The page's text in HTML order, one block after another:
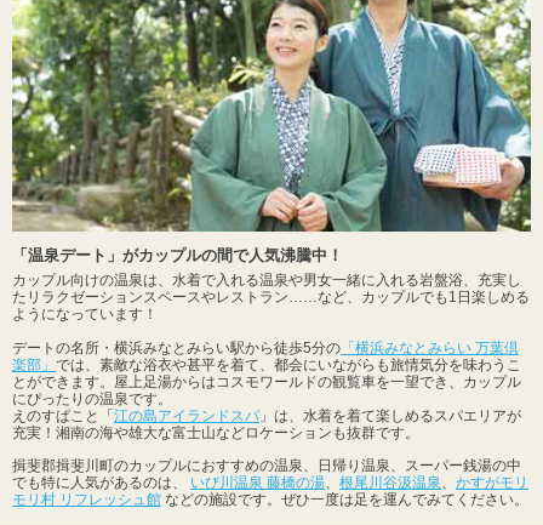
「温泉デート」がカップルの間で人気沸騰中！
カップル向けの温泉は、水着で入れる温泉や男女一緒に入れる岩盤浴、充実し
たリラクゼーションスペースやレストラン……など、カップルでも1日楽しめる
ようになっています！
デートの名所・横浜みなとみらい駅から徒歩5分の 「横浜みなとみらい 万葉倶
楽部」 では、素敵な浴衣や甚平を着て、都会にいながらも旅情気分を味わうこ
とができます。屋上足湯からはコスモワールドの観覧車を一望でき、カップル
にぴったりの温泉です。
えのすぱこと「江の島アイランドスパ 」は、水着を着て楽しめるスパエリアが
充実！湘南の海や雄大な富士山などロケーションも抜群です。
揖斐郡揖斐川町のカップルにおすすめの温泉、日帰り温泉、スーパー銭湯の中
でも特に人気があるのは、 いび川温泉 藤橋の湯 根尾川谷汲温泉
かすがモリ
モリ村 リフレッシュ館 などの施設です。ぜひ一度は足を運んでみてください。